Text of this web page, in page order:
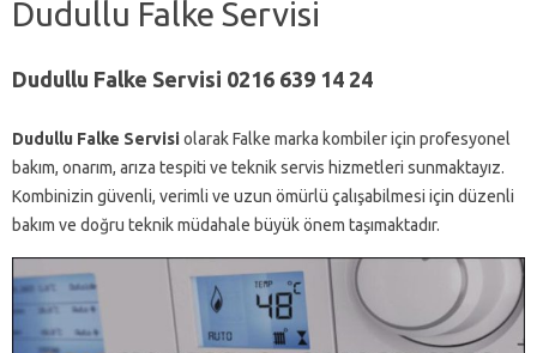
Dudullu Falke Servisi
Dudullu Falke Servisi 0216 639 14 24
Dudullu Falke Servisiolarak Falke marka kombiler için profesyonel
bakım, onarım, arıza tespiti ve teknik servis hizmetleri sunmaktayız.
Kombinizin güvenli, verimli ve uzun ömürlü çalışabilmesi için düzenli
bakım ve doğru teknik müdahale büyük önem taşımaktadır.